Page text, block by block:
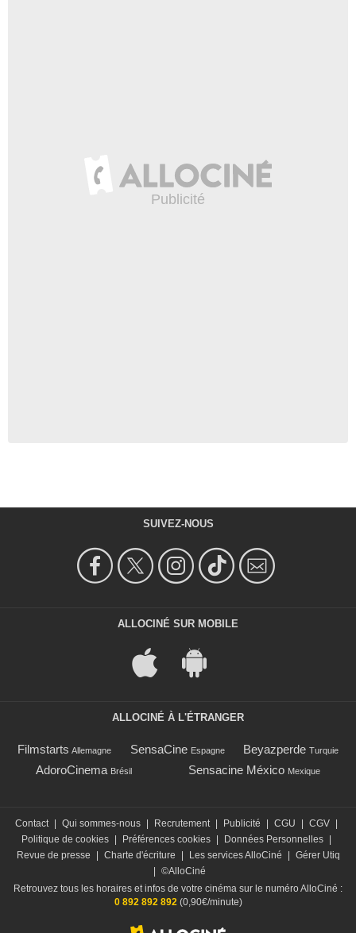
SUIVEZ-NOUS
ALLOCINÉ SUR MOBILE
ALLOCINÉ À L'ÉTRANGER
Filmstarts Allemagne SensaCine Espagne Beyazperde Turquie
AdoroCinema Brésil Sensacine México Mexique
Contact Qui sommes-nous Recrutement Publicité CGU CGV
Politique de cookies
Préférences cookies Données Personnelles
Revue de presse
Charte d'écriture Les services AlloCiné
Gérer Utiq
©AlloCiné
Retrouvez tous les horaires et infos de votre cinéma sur le numéro AlloCiné :
0 892 892 892(0,90€/minute)